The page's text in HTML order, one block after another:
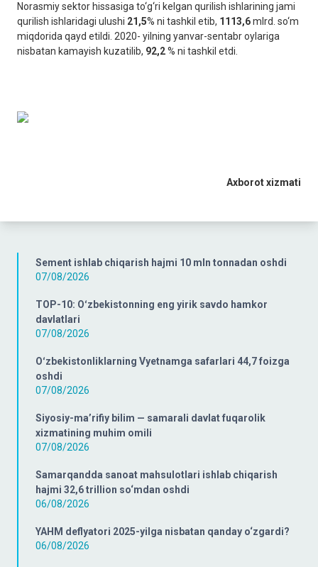
Sement ishlab chiqarish hajmi 10 mln tonnadan oshdi
07/08/2026
TOP-10: Oʻzbekistonning eng yirik savdo hamkor
davlatlari
07/08/2026
Oʻzbekistonliklarning Vyetnamga safarlari 44,7 foizga
oshdi
07/08/2026
Siyosiy-ma’rifiy bilim — samarali davlat fuqarolik
xizmatining muhim omili
07/08/2026
Samarqandda sanoat mahsulotlari ishlab chiqarish
hajmi 32,6 trillion so‘mdan oshdi
06/08/2026
YAHM deflyatori 2025-yilga nisbatan qanday o‘zgardi?
06/08/2026
Norasmiy sektor hissasiga to‘g‘ri kelgan qurilish ishlarining jami
qurilish ishlaridagi ulushi 21,5% ni tashkil etib, 1113,6mlrd. so‘m
miqdorida qayd etildi. 2020- yilning yanvar-sentabr oylariga
nisbatan kamayish kuzatilib, 92,2% ni tashkil etdi.
Axborot xizmati